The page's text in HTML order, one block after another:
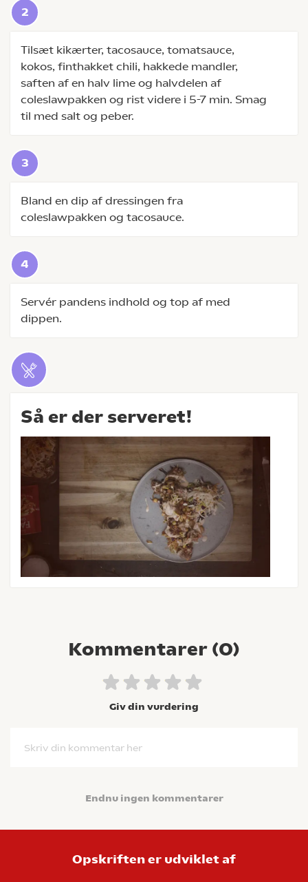
Tilsæt kikærter, tacosauce, tomatsauce,
kokos, finthakket chili, hakkede mandler,
saften af en halv lime og halvdelen af
coleslawpakken og rist videre i 5-7 min. Smag
til med salt og peber.
Bland en dip af dressingen fra
coleslawpakken og tacosauce.
Servér pandens indhold og top af med
dippen.
Så er der serveret!
Kommentarer (0)
Giv din vurdering
Skriv din kommentar her
Endnu ingen kommentarer
Opskriften er udviklet af